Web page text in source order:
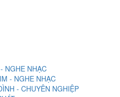
NGHE NHẠC
- NGHE NHẠC
- CHUYÊN NGHIỆP